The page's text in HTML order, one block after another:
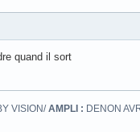
quand il sort
VISION/AMPLI : DENON